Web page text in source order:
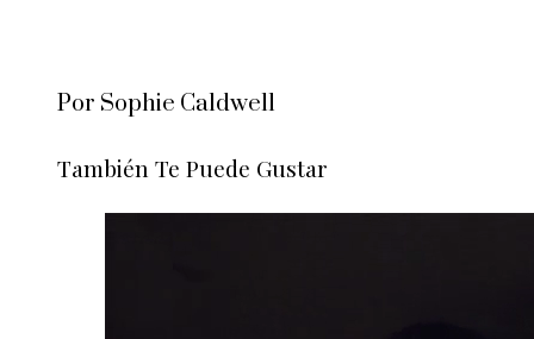
Por Sophie Caldwell
También Te Puede Gustar